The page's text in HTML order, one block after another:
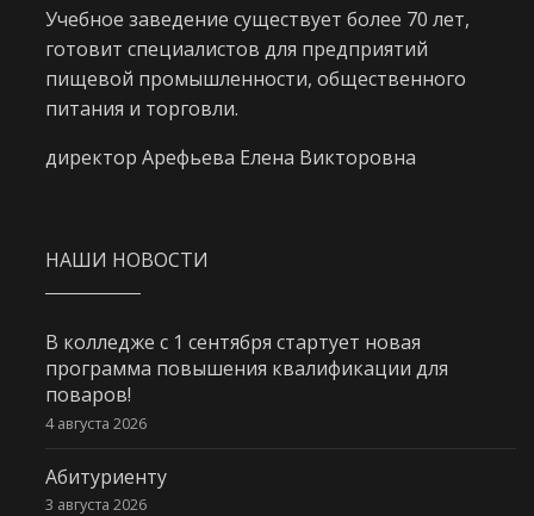
Учебное заведение существует более 70 лет,
готовит специалистов для предприятий
пищевой промышленности, общественного
питания и торговли.
директор Арефьева Елена Викторовна
НАШИ НОВОСТИ
В колледже с 1 сентября стартует новая
программа повышения квалификации для
поваров!
4 августа 2026
Абитуриенту
3 августа 2026